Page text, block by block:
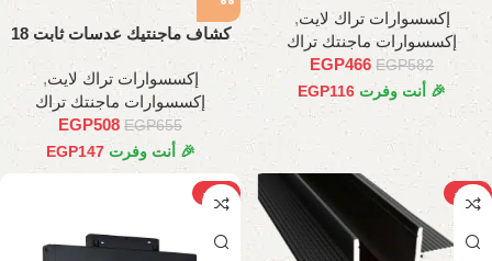
إكسسوارات تراك لايت,
إكسسوارات ماجنتك تراك
EGP582
EGP466
🎉 أنت وفرت EGP116
كشاف ماجنتيك عدسات ثابت 18
إكسسوارات تراك لايت,
إكسسوارات ماجنتك تراك
EGP655
EGP508
🎉 أنت وفرت EGP147
-38%
-16%